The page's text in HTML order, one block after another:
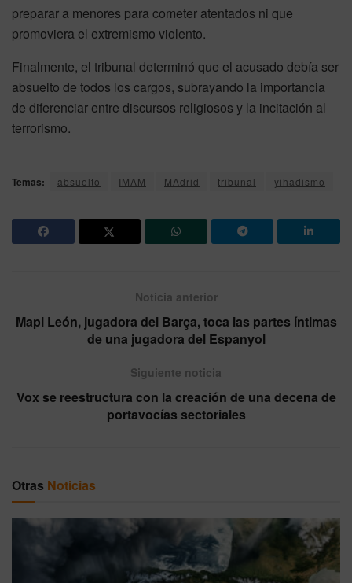
preparar a menores para cometer atentados ni que
promoviera el extremismo violento.
Finalmente, el tribunal determinó que el acusado debía ser
absuelto de todos los cargos, subrayando la importancia
de diferenciar entre discursos religiosos y la incitación al
terrorismo.
Temas: absuelto IMAM MAdrid tribunal yihadismo
Noticia anterior
Mapi León, jugadora del Barça, toca las partes íntimas
de una jugadora del Espanyol
Siguiente noticia
Vox se reestructura con la creación de una decena de
portavocías sectoriales
Otras Noticias